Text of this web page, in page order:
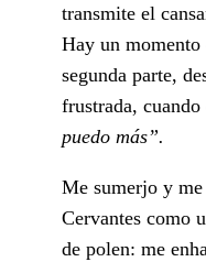
transmite el
Hay un momento
segunda parte,
frustrada,
puedo más”.
Me sumerjo y
Cervantes como
de polen: me